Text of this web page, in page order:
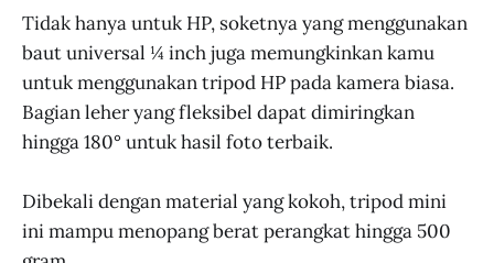
Tidak hanya untuk HP, soketnya yang menggunakan
baut universal ¼ inch juga memungkinkan kamu
untuk menggunakan tripod HP pada kamera biasa.
Bagian leher yang fleksibel dapat dimiringkan
hingga 180° untuk hasil foto terbaik.
Dibekali dengan material yang kokoh, tripod mini
ini mampu menopang berat perangkat hingga 500